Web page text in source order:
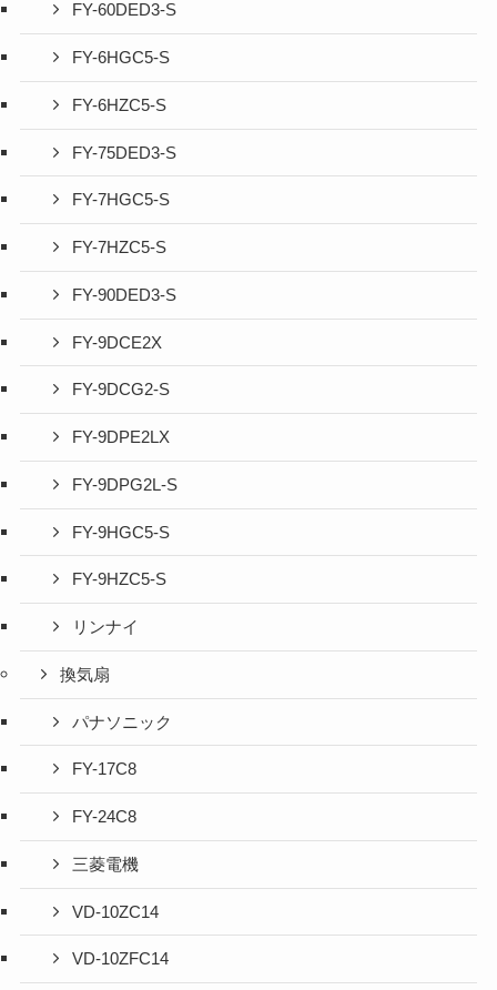
FY-60DED3-S
FY-6HGC5-S
FY-6HZC5-S
FY-75DED3-S
FY-7HGC5-S
FY-7HZC5-S
FY-90DED3-S
FY-9DCE2X
FY-9DCG2-S
FY-9DPE2LX
FY-9DPG2L-S
FY-9HGC5-S
FY-9HZC5-S
リンナイ
換気扇
パナソニック
FY-17C8
FY-24C8
三菱電機
VD-10ZC14
VD-10ZFC14